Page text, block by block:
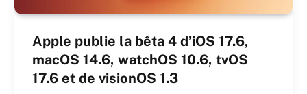
Apple publie la bêta 4 d’iOS 17.6,
macOS 14.6, watchOS 10.6, tvOS
17.6 et de visionOS 1.3